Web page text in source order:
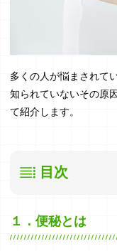
多くの人が悩まされて
知られていないその原
て紹介します。
目次
１．便秘とは
１．便秘とは